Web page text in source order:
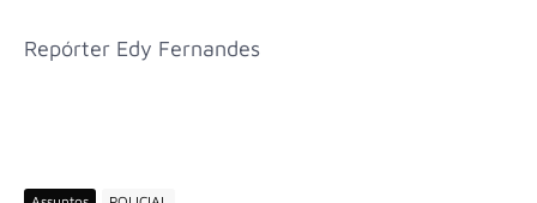
Repórter Edy Fernandes